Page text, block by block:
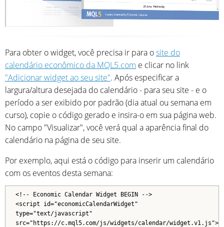
Para obter o widget, você precisa ir para osite do
calendário econômico da MQL5.com e clicar no link
"Adicionar widget ao seu site". Após especificar a
largura/altura desejada do calendário - para seu site - e o
período a ser exibido por padrão (dia atual ou semana em
curso), copie o código gerado e insira-o em sua página web.
No campo "Visualizar", você verá qual a aparência final do
calendário na página de seu site.
Por exemplo, aqui está o código para inserir um calendário
com os eventos desta semana:
<!-- Economic Calendar Widget BEGIN -->
<script id="economicCalendarWidget"
type="text/javascript"
src="https://c.mql5.com/js/widgets/calendar/widget.v1.js">